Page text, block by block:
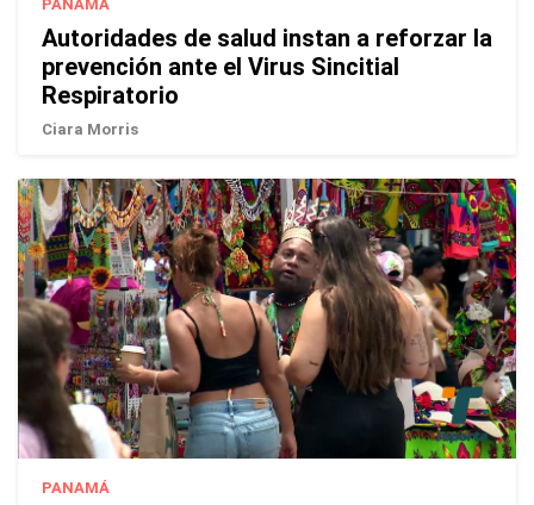
PANAMÁ
Autoridades de salud instan a reforzar la
prevención ante el Virus Sincitial
Respiratorio
Ciara Morris
PANAMÁ